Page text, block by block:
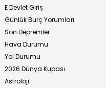
E Devlet Giriş
Günlük Burç Yorumları
Son Depremler
Hava Durumu
Yol Durumu
2026 Dünya Kupası
Astroloji